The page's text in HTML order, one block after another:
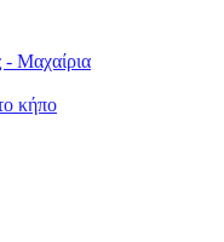
- Μαχαίρια
κήπο